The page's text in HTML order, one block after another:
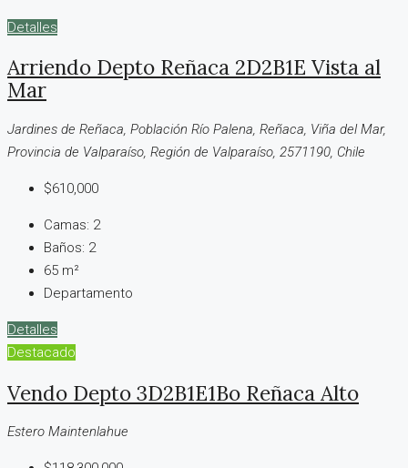
Detalles
Arriendo Depto Reñaca 2D2B1E Vista al
Mar
Jardines de Reñaca, Población Río Palena, Reñaca, Viña del Mar,
Provincia de Valparaíso, Región de Valparaíso, 2571190, Chile
$610,000
Camas: 2
Baños: 2
65 m²
Departamento
Detalles
Destacado
Vendo Depto 3D2B1E1Bo Reñaca Alto
Estero Maintenlahue